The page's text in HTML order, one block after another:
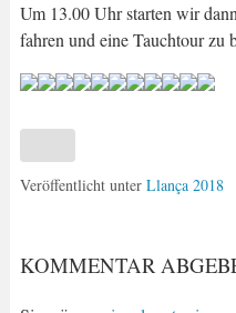
Um 13.00 Uhr starten wir
fahren und eine Tauchtour
Veröffentlicht unter Llança 2018
KOMMENTAR